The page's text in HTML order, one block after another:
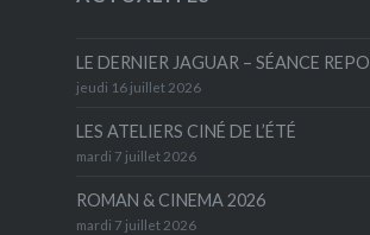
LE DERNIER JAGUAR – SÉANCE
jeudi 16 juillet 2026
LES ATELIERS CINÉ DE L’ÉTÉ
mardi 7 juillet 2026
ROMAN & CINEMA 2026
mardi 7 juillet 2026